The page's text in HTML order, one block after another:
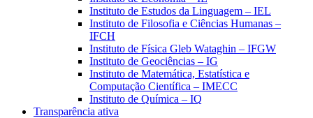
Instituto de Estudos da Linguagem – IEL
Instituto de Filosofia e Ciências Humanas –
IFCH
Instituto de Física Gleb Wataghin – IFGW
Instituto de Geociências – IG
Instituto de Matemática, Estatística e
Computação Científica – IMECC
Instituto de Química – IQ
Transparência ativa